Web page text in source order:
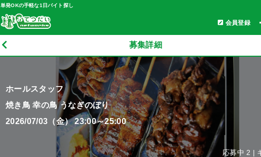
単発OKの手軽な1日バイト探し
会員登録
募集詳細
ホールスタッフ
焼き鳥 幸の鳥 うなぎのぼり
2026/07/03（金） 23:00～25:00
応募中 2 |